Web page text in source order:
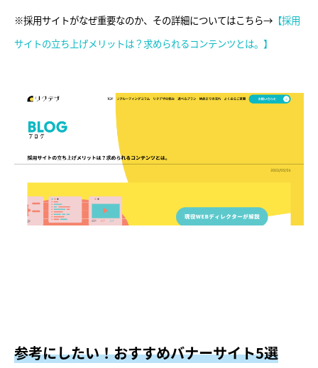
※採用サイトがなぜ重要なのか、その詳細についてはこちら→ 【採用
サイトの立ち上げメリットは？求められるコンテンツとは。】
参考にしたい！おすすめバナーサイト5選